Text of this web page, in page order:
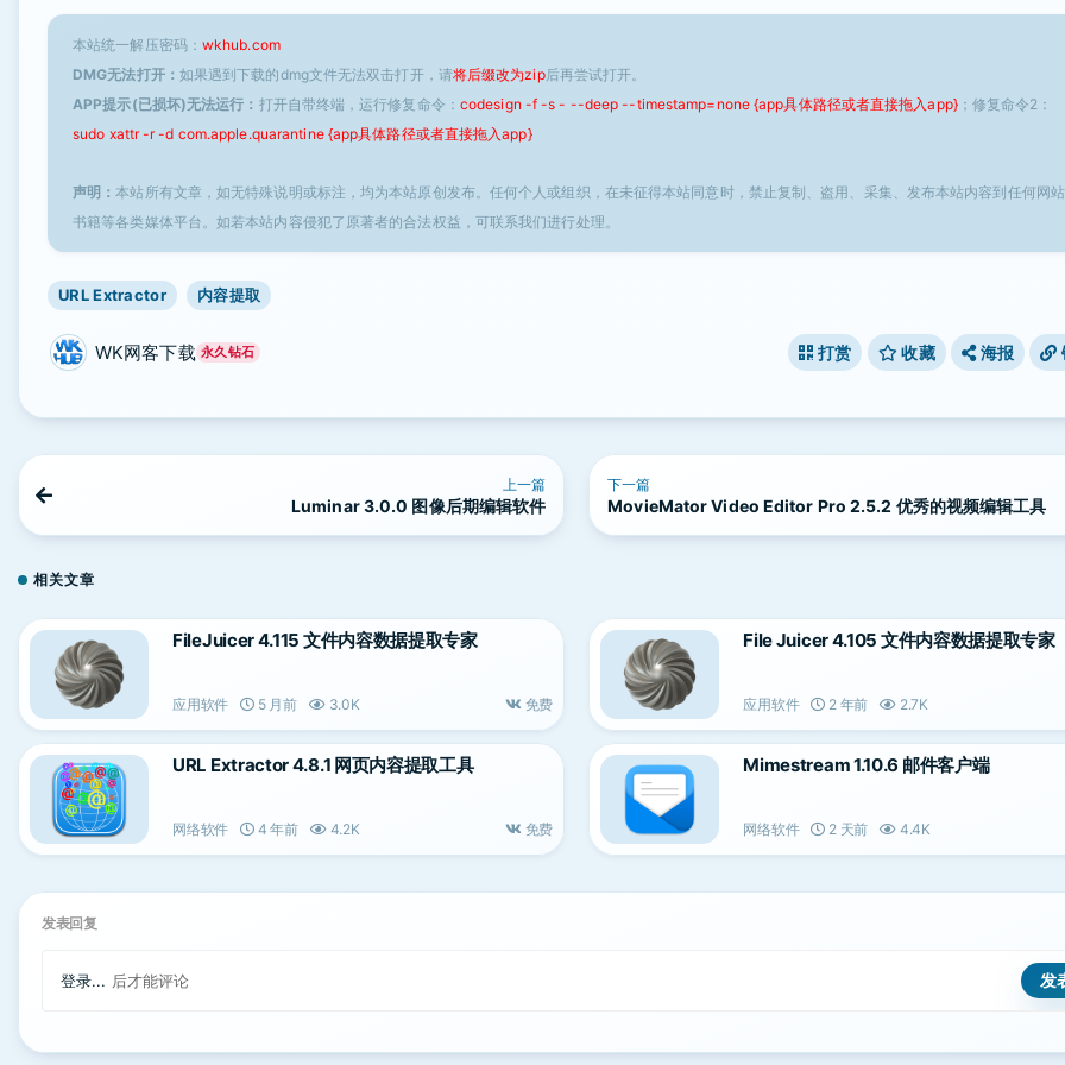
本站统一解压密码： wkhub.com
DMG无法打开： 如果遇到下载的dmg文件无法双击打开，请将后缀改为zip后再尝试打开。
APP提示(已损坏)无法运行： 打开自带终端，运行修复命令： codesign -f -s - --deep --timestamp=none {app具体路径或者直接拖入app}；修复命令2：
sudo xattr -r -d com.apple.quarantine {app具体路径或者直接拖入app}
声明：本站所有文章，如无特殊说明或标注，均为本站原创发布。任何个人或组织，在未征得本站同意时，禁止复制、盗用、采集、发布本站内容到任何网
书籍等各类媒体平台。如若本站内容侵犯了原著者的合法权益，可联系我们进行处理。
URL Extractor 内容提取
WK网客下载 永久钻石 打赏 收藏 海报
上一篇
Luminar 3.0.0 图像后期编辑软件
下一篇
MovieMator Video Editor Pro 2.5.2 优秀的视频编辑工具
相关文章
FileJuicer 4.115 文件内容数据提取专家
应用软件 5 月前 3.0K 免费
File Juicer 4.105 文件内容数据提取专家
应用软件 2 年前 2.7K
URL Extractor 4.8.1 网页内容提取工具
网络软件 4 年前 4.2K 免费
Mimestream 1.10.6 邮件客户端
网络软件 2 天前 4.4K
发表回复
登录... 后才能评论